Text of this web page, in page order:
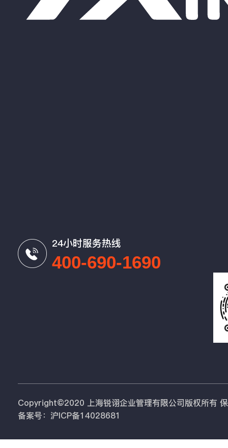
24小时服务热线
400-690-1690
Copyright©2020 上海锐诩企业管理有限公司版权所有
备案号：沪ICP备14028681